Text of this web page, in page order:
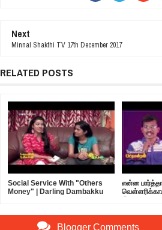
Next
Minnal Shakthi TV 17th December 2017
RELATED POSTS
Social Service With "Others
Money" | Darling Dambakku
என்ன பார்த்தா
Blogger Comments